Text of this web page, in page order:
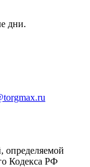
дни.
определяемой
Кодекса РФ